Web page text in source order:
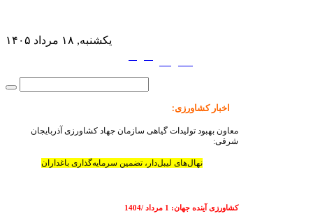
یکشنبه, ۱۸ مرداد ۱۴۰۵
اخبار کشاورزی:
معاون بهبود تولیدات گیاهی سازمان جهاد کشاورزی آذربایجان
شرقی:
نهال‌های لیبل‌دار، تضمین سرمایه‌گذاری باغداران
کشاورزی آینده جهان: 1 مرداد /1404